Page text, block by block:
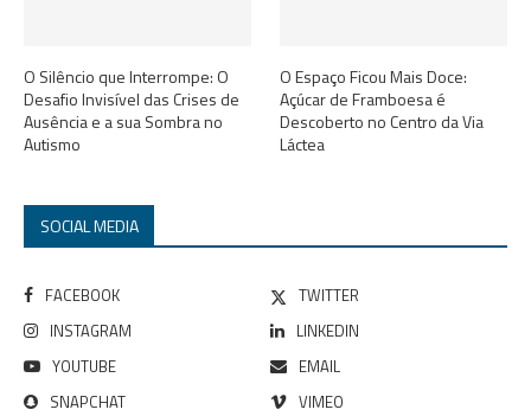
O Silêncio que Interrompe: O
Desafio Invisível das Crises de
Ausência e a sua Sombra no
Autismo
O Espaço Ficou Mais Doce:
Açúcar de Framboesa é
Descoberto no Centro da Via
Láctea
SOCIAL MEDIA
FACEBOOK
TWITTER
INSTAGRAM
LINKEDIN
YOUTUBE
EMAIL
SNAPCHAT
VIMEO